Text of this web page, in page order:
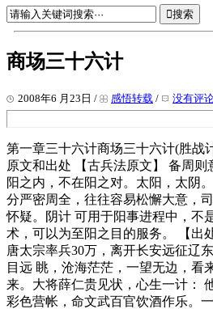
搜索
商场三十六计
2008年6 月23日 / 感悟转载 / 没有评
第一章三十六计商场三十六计(胜战
原文和出处 【古兵法原文】 备周
阳之内，不在阳之对。太阳，太阴
分严密周全，往往容易松懈大意，
怀疑。阴计 可用于阳事进程中，不
术，可以为至阳之目的服务。 【出
唐太宗率兵30万，离开长安远征辽
目远 眺，沧海茫茫，一望无边，看
来。大将薛仁贵见状，心生一计：
彩色营帐，命文武百官饮酒作乐。